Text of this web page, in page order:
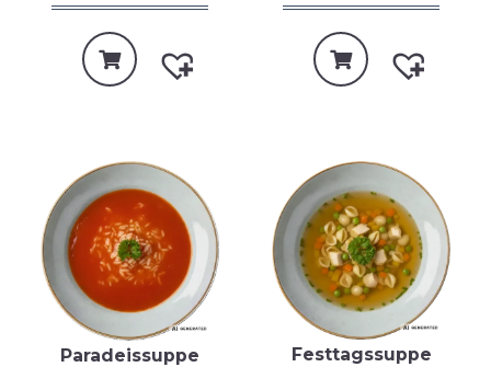
Paradeissuppe
Festtagssuppe